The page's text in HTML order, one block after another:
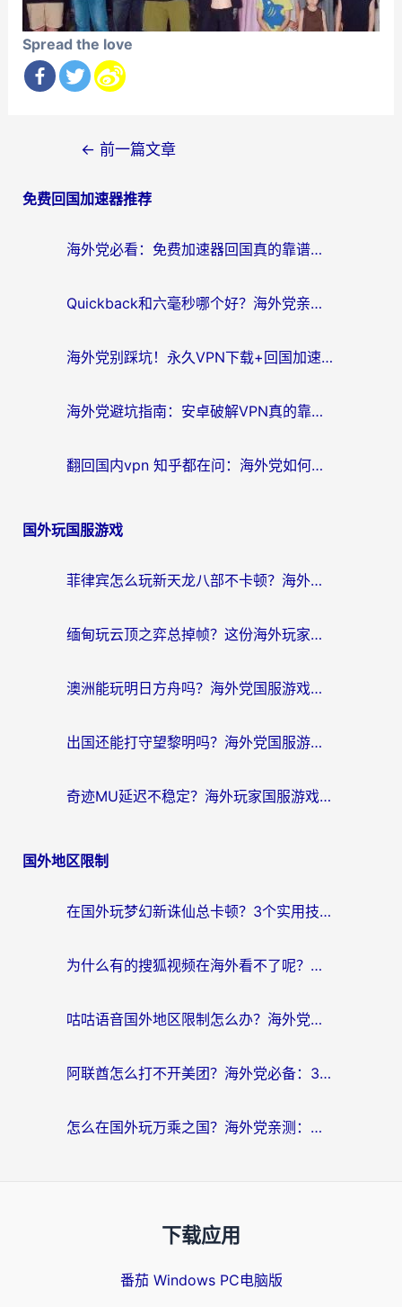
Spread the love
导
← 前一篇文章
免费回国加速器推荐
海外党必看：免费加速器回国真的靠谱吗？3步教你选到好用的归雁替代
Quickback和六毫秒哪个好？海外党亲测：选对回国加速器，无缝刷剧办公不再愁
海外党别踩坑！永久VPN下载+回国加速器选择指南，无缝刷国内剧游戏支付
海外党避坑指南：安卓破解VPN真的靠谱吗？教你选对回国加速器无缝刷国内资源
翻回国内vpn 知乎都在问：海外党如何选对加速器，无缝刷剧打游戏？
国外玩国服游戏
菲律宾怎么玩新天龙八部不卡顿？海外党国服游戏加速器终极指南（附欧洲国外玩家实测）
缅甸玩云顶之弈总掉帧？这份海外玩家专属加速器攻略帮你上分
澳洲能玩明日方舟吗？海外党国服游戏畅玩终极指南（附实用加速器选择技巧）
出国还能打守望黎明吗？海外党国服游戏不卡顿的终极解法
奇迹MU延迟不稳定？海外玩家国服游戏加速器终极指南：从卡顿到丝滑的秘密
国外地区限制
在国外玩梦幻新诛仙总卡顿？3个实用技巧解决海外党痛点（附回国加速器选择指南）
为什么有的搜狐视频在海外看不了呢？留学生亲测有效的回国加速攻略
咕咕语音国外地区限制怎么办？海外党必备的回国加速器选择指南（附音悦Tai、搜狐视频解决妙招）
阿联酋怎么打不开美团？海外党必备：3步解决回国追剧、看球、刷B站的全部烦恼
怎么在国外玩万乘之国？海外党亲测：突破限制的3个实用技巧
下载应用
番茄 Windows PC电脑版